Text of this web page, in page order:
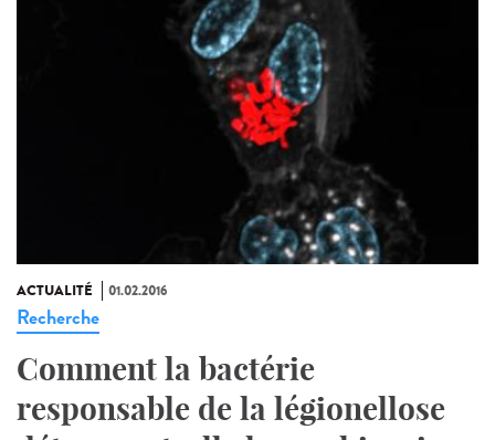
ACTUALITÉ 01.02.2016
Recherche
Comment la bactérie
responsable de la légionellose